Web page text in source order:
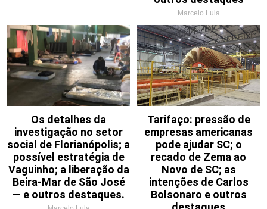
Marcelo Lula
Os detalhes da
investigação no setor
social de Florianópolis; a
possível estratégia de
Vaguinho; a liberação da
Beira-Mar de São José
— e outros destaques.
Tarifaço: pressão de
empresas americanas
pode ajudar SC; o
recado de Zema ao
Novo de SC; as
intenções de Carlos
Bolsonaro e outros